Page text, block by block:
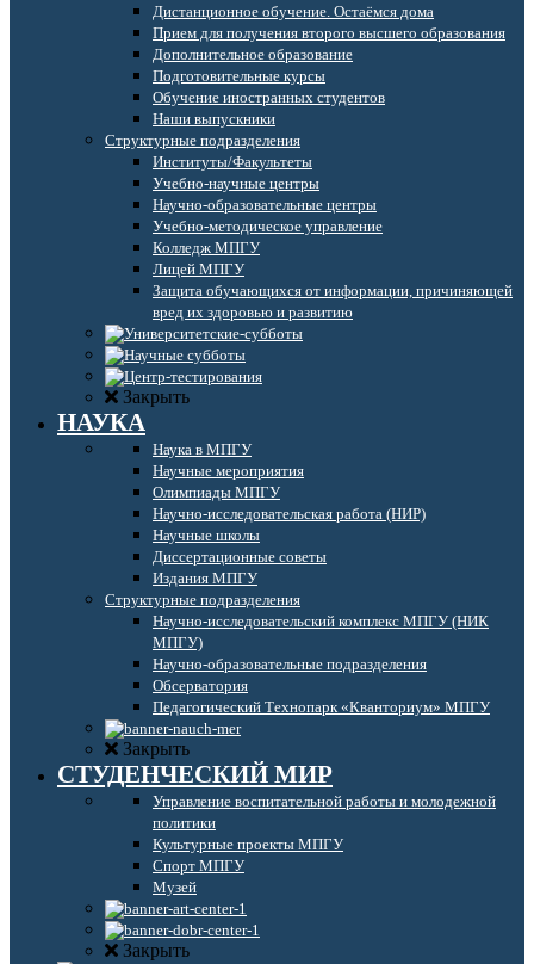
Дистанционное обучение. Остаёмся дома
Прием для получения второго высшего образования
Дополнительное образование
Подготовительные курсы
Обучение иностранных студентов
Наши выпускники
Структурные подразделения
Институты/Факультеты
Учебно-научные центры
Научно-образовательные центры
Учебно-методическое управление
Колледж МПГУ
Лицей МПГУ
Защита обучающихся от информации, причиняющей
вред их здоровью и развитию
Закрыть
НАУКА
Наука в МПГУ
Научные мероприятия
Олимпиады МПГУ
Научно-исследовательская работа (НИР)
Научные школы
Диссертационные советы
Издания МПГУ
Структурные подразделения
Научно-исследовательский комплекс МПГУ (НИК
МПГУ)
Научно-образовательные подразделения
Обсерватория
Педагогический Технопарк «Кванториум» МПГУ
Закрыть
СТУДЕНЧЕСКИЙ МИР
Управление воспитательной работы и молодежной
политики
Культурные проекты МПГУ
Спорт МПГУ
Музей
Закрыть